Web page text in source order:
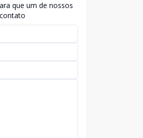
que um de nossos